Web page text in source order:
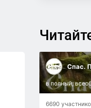
Спас.
в полный,
6690